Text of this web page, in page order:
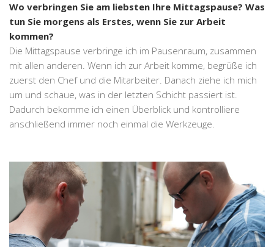
Wo verbringen Sie am liebsten Ihre Mittagspause? Was
tun Sie morgens als Erstes, wenn Sie zur Arbeit
kommen?
Die Mittagspause verbringe ich im Pausenraum, zusammen
mit allen anderen. Wenn ich zur Arbeit komme, begrüße ich
zuerst den Chef und die Mitarbeiter. Danach ziehe ich mich
um und schaue, was in der letzten Schicht passiert ist.
Dadurch bekomme ich einen Überblick und kontrolliere
anschließend immer noch einmal die Werkzeuge.